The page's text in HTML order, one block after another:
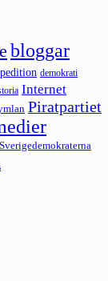
bloggar
demokrati
Internet
Piratpartiet
Sverigedemokraterna